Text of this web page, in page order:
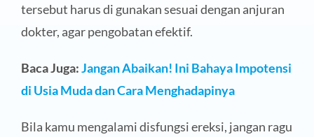
tersebut harus di gunakan sesuai dengan anjuran
dokter, agar pengobatan efektif.
Baca Juga:Jangan Abaikan! Ini Bahaya Impotensi
di Usia Muda dan Cara Menghadapinya
Bila kamu mengalami disfungsi ereksi, jangan ragu